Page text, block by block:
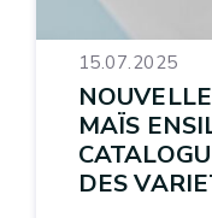
15.07.2025
MAÏS
DES